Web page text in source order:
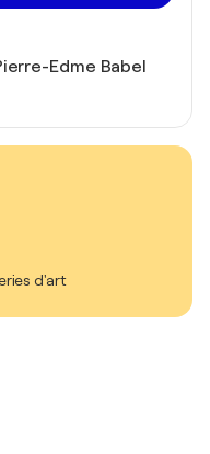
Edme Babel
d'art